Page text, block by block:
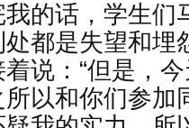
话，学生们
处都是失望和埋
：“但是，今
以和你们参加